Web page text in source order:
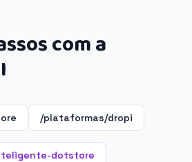
com a
/plataformas/dropi
dotstore